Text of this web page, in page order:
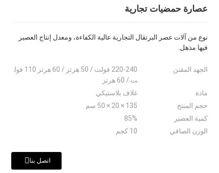
عصارة حمضيات تجارية
نوع من آلات عصر البرتقال التجارية عالية الكفاءة، ومعدل إنتاج العصير
فيها مذهل.
الجهد المقنن
220-240 فولت / 50 هرتز / 60 هرتز 110 فول
ت / 60 هرتز
مادة
غلاف بلاستيكي
حجم المنتج
135 × 20 × 50 سم
كمية العصير
85%
الوزن الصافي
10 كجم
اتصل بنا